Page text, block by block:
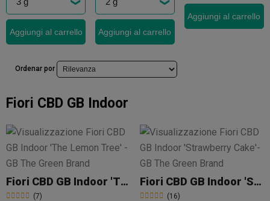
Aggiungi al carrello Aggiungi al carrello
Aggiungi al carrello
Ordenar por
Fiori CBD GB Indoor
Fiori CBD GB Indoor 'The Lemon Tree'
(7)
Fiori CBD GB Indoor 'Strawberry Cake'
(16)